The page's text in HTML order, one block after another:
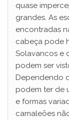
quase
grandes. As
encontradas
cabeça pode
Solavancos e
podem ser
Dependendo
podem ter de
e formas
camaleões